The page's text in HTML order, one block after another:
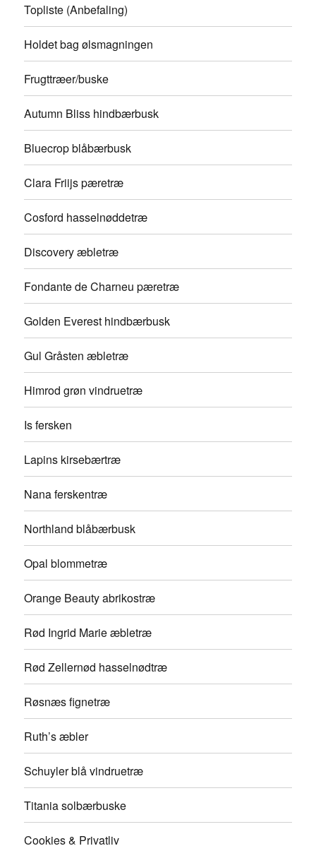
Topliste (Anbefaling)
Holdet bag ølsmagningen
Frugttræer/buske
Autumn Bliss hindbærbusk
Bluecrop blåbærbusk
Clara Friijs pæretræ
Cosford hasselnøddetræ
Discovery æbletræ
Fondante de Charneu pæretræ
Golden Everest hindbærbusk
Gul Gråsten æbletræ
Himrod grøn vindruetræ
Is fersken
Lapins kirsebærtræ
Nana ferskentræ
Northland blåbærbusk
Opal blommetræ
Orange Beauty abrikostræ
Rød Ingrid Marie æbletræ
Rød Zellernød hasselnødtræ
Røsnæs fignetræ
Ruth’s æbler
Schuyler blå vindruetræ
Titania solbærbuske
Cookies & Privatliv